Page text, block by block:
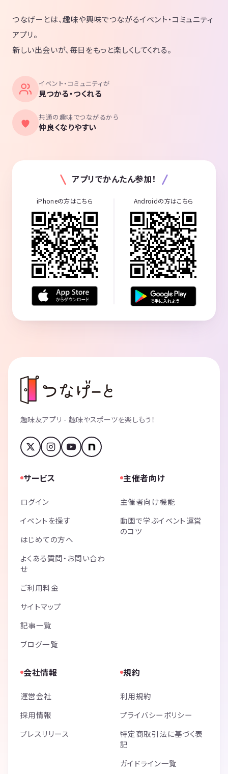
つなげーとは、趣味や興味でつながるイベント・コミュニティ
アプリ。
新しい出会いが、毎日をもっと楽しくしてくれる。
イベント・コミュニティが
見つかる・つくれる
共通の趣味でつながるから
仲良くなりやすい
アプリでかんたん参加！
iPhoneの方はこちら Androidの方はこちら
趣味友アプリ - 趣味やスポーツを楽しもう！
サービス
ログイン
イベントを探す
はじめての方へ
よくある質問・お問い合わ
せ
ご利用料金
サイトマップ
記事一覧
ブログ一覧
主催者向け
主催者向け機能
動画で学ぶイベント運営
のコツ
会社情報
運営会社
採用情報
プレスリリース
規約
利用規約
プライバシーポリシー
特定商取引法に基づく表
記
ガイドライン一覧